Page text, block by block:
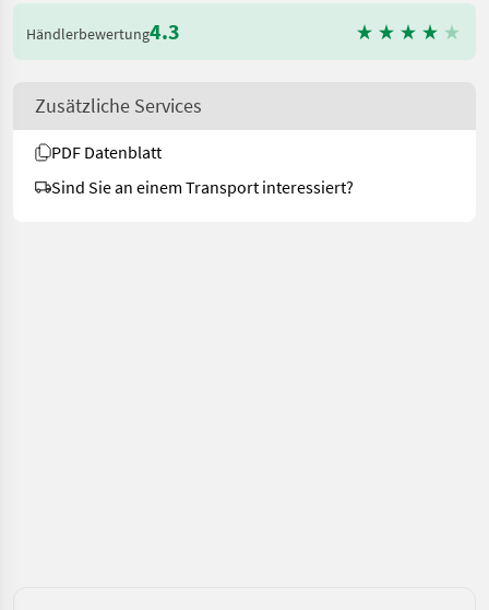
Händlerbewertung4.3
Zusätzliche Services
PDF Datenblatt
Sind Sie an einem Transport interessiert?